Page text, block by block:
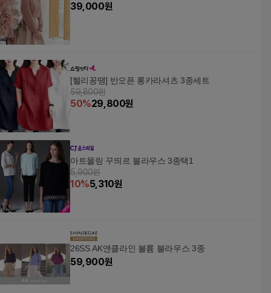
39,000원
[헬리꽁땡] 반오픈 롱카라셔츠 3종세트
59,800원
50%29,800원
아트몰링 꾸띄르 블라우스 3종택1
5,900원
10%5,310원
26SS AK앤클라인 볼륨 블라우스 3종
59,900원